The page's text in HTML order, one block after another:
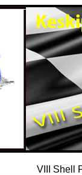
VIII Shell